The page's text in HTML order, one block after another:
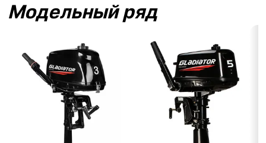
Модельный ряд